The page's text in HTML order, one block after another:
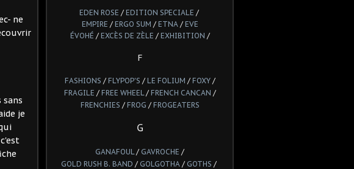
ne
sans
je
EDEN ROSE / EDITION SPECIALE /
EMPIRE / ERGO SUM / ETNA/ EVE
ÉVOHÉ / EXCÈS DE ZÈLE / EXHIBITION /
F
FASHIONS / FLYPOP'S / LE FOLIUM / FOXY/
FRAGILE / FREE WHEEL/ FRENCH CANCAN /
FRENCHIES / FROG / FROGEATERS
G
GANAFOUL/ GAVROCHE /
GOLD RUSH B. BAND / GOLGOTHA / GOTHS /